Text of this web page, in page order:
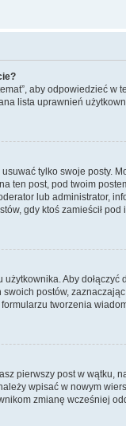
aby odpowiedzieć
lista uprawnień
tylko swoje posty.
ten post, pod twoim
lub administrator,
gdy ktoś zamieścił pod
Aby
postów,
tworzenia
pierwszy post w
wpisać w nowym
zmianę wcześniej